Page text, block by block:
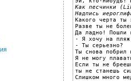
Как песчинки
Надпись
Какого черта ты
Разве ты не
Да ладно! Пошли
- Я хочу на
- Ты серьезно?
Ты снова побрил
Я не могу
Если ты не
ты не станешь
Слишком много